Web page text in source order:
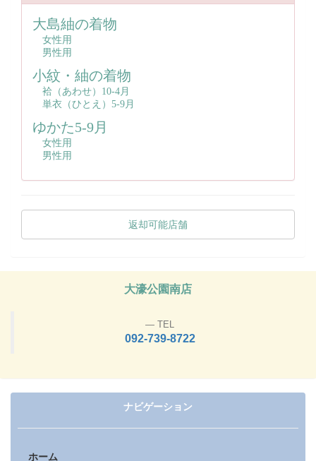
大島紬の着物
女性用
男性用
小紋・紬の着物
袷（あわせ）10-4月
単衣（ひとえ）5‐9月
ゆかた5-9月
女性用
男性用
返却可能店舗
大濠公園南店
TEL
092-739-8722
ナビゲーション
ホーム